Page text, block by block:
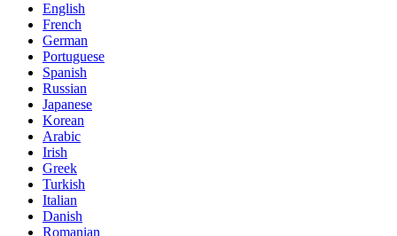
English
French
German
Portuguese
Spanish
Russian
Japanese
Korean
Arabic
Irish
Greek
Turkish
Italian
Danish
Romanian